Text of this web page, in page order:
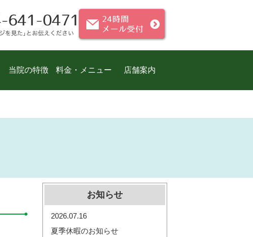
当院の特徴 料金・メニュー 店舗案内
お知らせ
2026.07.16
夏季休暇のお知らせ